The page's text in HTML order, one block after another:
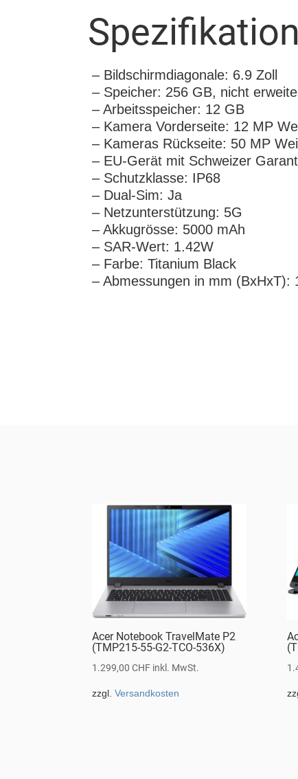
– Bildschirmdiagonale: 6.9 Zoll
– Speicher: 256 GB, nicht
– Arbeitsspeicher: 12 GB
– Kamera Vorderseite: 12 MP
– Kameras Rückseite: 50 MP
– EU-Gerät mit Schweizer
– Schutzklasse: IP68
– Dual-Sim: Ja
– Netzunterstützung: 5G
– Akkugrösse: 5000 mAh
– SAR-Wert: 1.42W
– Farbe: Titanium Black
– Abmessungen in mm (BxHxT):
Acer Notebook TravelMate P2
(TMP215-55-G2-TCO-536X)
1.299,00CHF inkl. MwSt.
zzgl.Versandkosten